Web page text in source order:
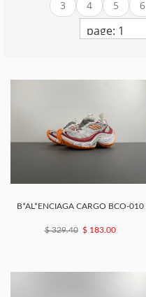
3
4 5 6
B*AL*ENCIAGA CARGO BCO-010
$ 329.40 $ 183.00